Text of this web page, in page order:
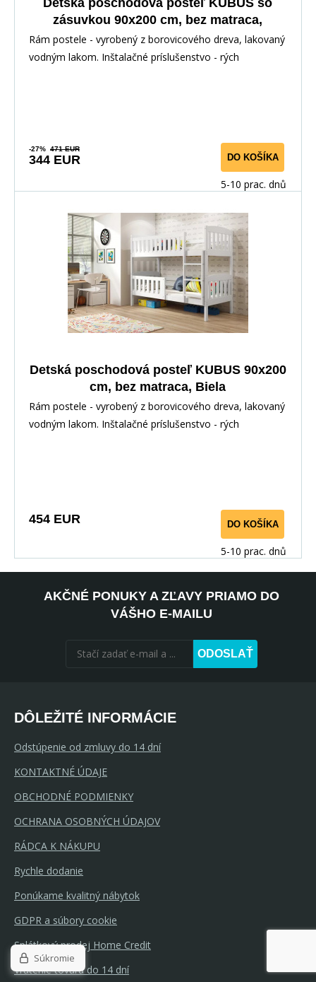
zásuvkou 90x200 cm, bez matraca,
Prírodná/Biela
Rám postele - vyrobený z borovicového dreva, lakovaný
vodným lakom. Inštalačné príslušenstvo - rých
-27% 471 EUR
344 EUR DO KOŠÍKA
5-10 prac. dnů
Detská poschodová posteľ KUBUS 90x200
cm, bez matraca, Biela
Rám postele - vyrobený z borovicového dreva, lakovaný
vodným lakom. Inštalačné príslušenstvo - rých
454 EUR DO KOŠÍKA
5-10 prac. dnů
AKČNÉ PONUKY A ZĽAVY PRIAMO DO
VÁŠHO E-MAILU
ODOSLAŤ
DÔLEŽITÉ INFORMÁCIE
Odstúpenie od zmluvy do 14 dní
KONTAKTNÉ ÚDAJE
OBCHODNÉ PODMIENKY
OCHRANA OSOBNÝCH ÚDAJOV
RÁDCA K NÁKUPU
Rychle dodanie
Ponúkame kvalitný nábytok
GDPR a súbory cookie
Splátkový prodej Home Credit
Vrátenie tovaru do 14 dní
Súkromie